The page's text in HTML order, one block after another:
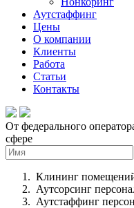
Аутстаффинг
Цены
О компании
Клиенты
Работа
Статьи
Контакты
От федерального
сфере
Клининг
Аутсорсинг
Аутстаффинг